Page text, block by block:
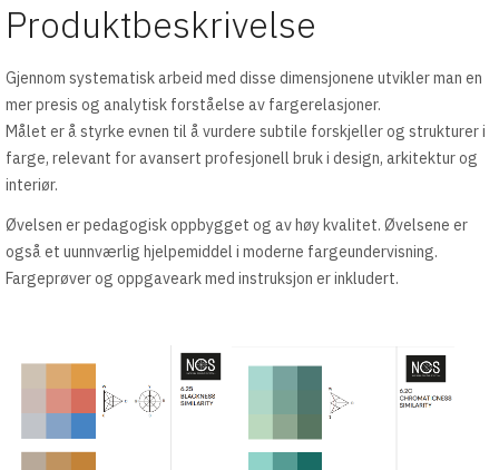
Produktbeskrivelse
Gjennom systematisk arbeid med disse dimensjonene utvikler man en
mer presis og analytisk forståelse av fargerelasjoner.
Målet er å styrke evnen til å vurdere subtile forskjeller og strukturer i
farge, relevant for avansert profesjonell bruk i design, arkitektur og
interiør.
Øvelsen er pedagogisk oppbygget og av høy kvalitet. Øvelsene er
også et uunnværlig hjelpemiddel i moderne fargeundervisning.
Fargeprøver og oppgaveark med instruksjon er inkludert.